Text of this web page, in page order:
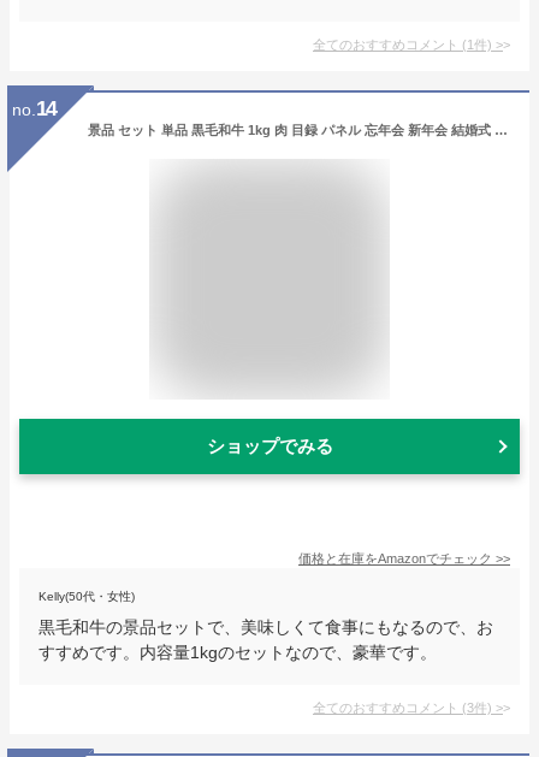
全てのおすすめコメント (1件) >
no. 14
景品 セット 単品 黒毛和牛 1kg 肉 目録 パネル 忘年会 新年会 結婚式 二次会 ビンゴ ゴルフ コンペ
ショップでみる
価格と在庫をAmazonでチェック >>
Kelly(50代・女性)
黒毛和牛の景品セットで、美味しくて食事にもなるので、お
すすめです。内容量1kgのセットなので、豪華です。
全てのおすすめコメント (3件) >